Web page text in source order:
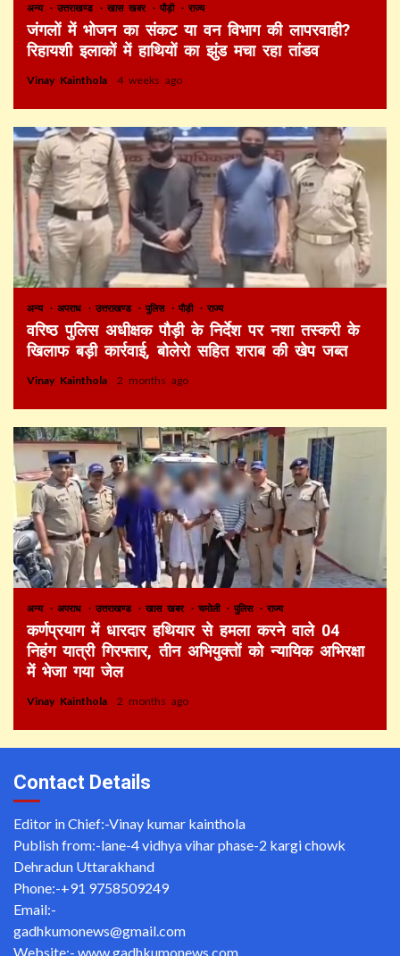
अन्य उत्तराखण्ड खास खबर पौड़ी राज्य
जंगलों में भोजन का संकट या वन विभाग की लापरवाही?
रिहायशी इलाकों में हाथियों का झुंड मचा रहा तांडव
Vinay Kainthola 4 weeks ago
अन्य अपराध उत्तराखण्ड पुलिस पौड़ी राज्य
वरिष्ठ पुलिस अधीक्षक पौड़ी के निर्देश पर नशा तस्करी के
खिलाफ बड़ी कार्रवाई, बोलेरो सहित शराब की खेप जब्त
Vinay Kainthola 2 months ago
अन्य अपराध उत्तराखण्ड खास खबर चमोली पुलिस राज्य
कर्णप्रयाग में धारदार हथियार से हमला करने वाले 04
निहंग यात्री गिरफ्तार, तीन अभियुक्तों को न्यायिक अभिरक्षा
में भेजा गया जेल
Vinay Kainthola 2 months ago
Contact Details
Editor in Chief:-Vinay kumar kainthola
Publish from:-lane-4 vidhya vihar phase-2 kargi chowk
Dehradun Uttarakhand
Phone:-+91 9758509249
Email:-
gadhkumonews@gmail.com
Website:- www.gadhkumonews.com